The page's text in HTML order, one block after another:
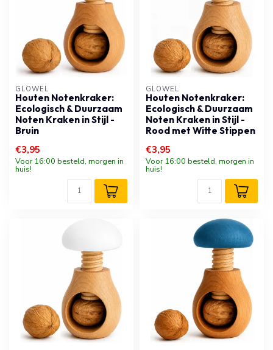
GLOWEL
Houten Notenkraker:
Ecologisch & Duurzaam
Noten Kraken in Stijl -
Bruin
€3,95
Voor 16:00 besteld, morgen in
huis!
GLOWEL
Houten Notenkraker:
Ecologisch & Duurzaam
Noten Kraken in Stijl -
Rood met Witte Stippen
€3,95
Voor 16:00 besteld, morgen in
huis!